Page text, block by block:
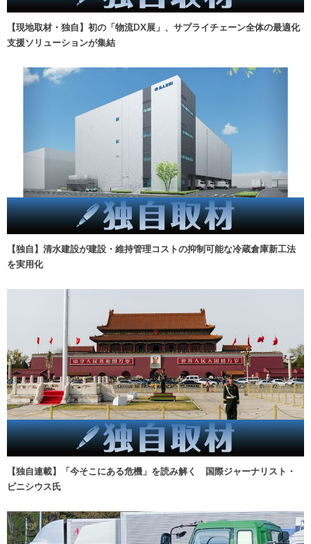
【現地取材・独自】初の「物流DX展」、サプライチェーン全体の最適化
支援ソリューションが集結
【独自】清水建設が建設・維持管理コストの抑制可能な冷蔵倉庫新工法
を実用化
【独自連載】「今そこにある危機」を読み解く 国際ジャーナリスト・
ビニシウス氏